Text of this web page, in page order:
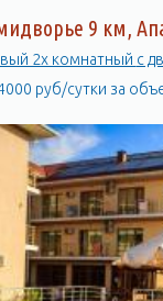
9 км,
руб/сутки за